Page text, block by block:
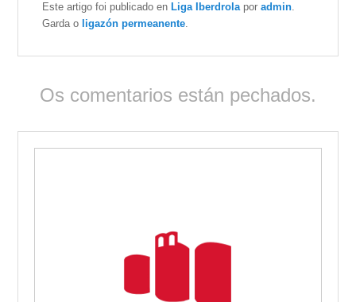
Este artigo foi publicado en Liga Iberdrolaporadmin.
Garda o ligazón permeanente.
Os comentarios están pechados.